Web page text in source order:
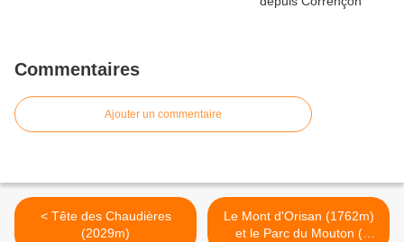
Commentaires
Ajouter un commentaire
< Tête des Chaudières
(2029m)
Le Mont d'Orisan (1762m)
et le Parc du Mouton (